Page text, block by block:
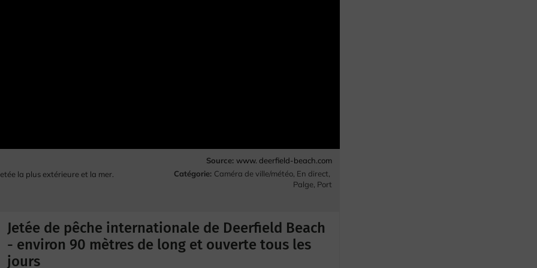
la plus extérieure et la mer.
Source: www. deerfield-beach.com
Catégorie: Caméra de ville/météo, En direct,
Palge, Port
Jetée de pêche internationale de Deerfield Beach
- environ 90 mètres de long et ouverte tous les
jours